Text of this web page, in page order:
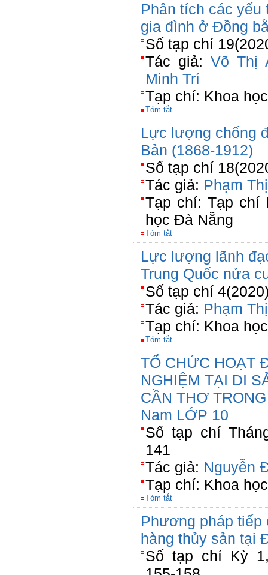
Phân tích các
gia đình ở Đồng
Số tạp chí
Tác giả: Võ Thị
Minh Trí
Tạp chí: Khoa
Tóm tắt
Lực lượng chống
Bản (1868-1912)
Số tạp chí
Tác giả: Phạm
Tạp chí: Tạp chí
học Đà Nẵng
Tóm tắt
Lực lượng lãnh
Trung Quốc nửa
Số tạp chí
Tác giả: Phạm
Tạp chí: Khoa
Tóm tắt
TỔ CHỨC HOẠT
NGHIỆM TẠI DI
CẦN THƠ
Nam LỚP 10
Số tạp chí
141
Tác giả: Nguyễn
Tạp chí: Khoa
Tóm tắt
Phương pháp tiếp
hàng thủy sản tại
Số tạp chí Kỳ 1,